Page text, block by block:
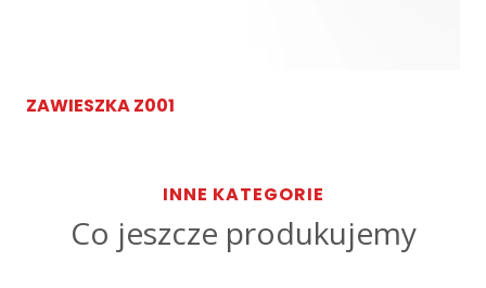
ZAWIESZKA Z001
INNE KATEGORIE
Co jeszcze produkujemy